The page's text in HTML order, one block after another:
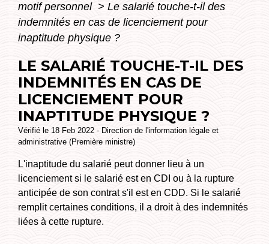
motif personnel > Le salarié touche-t-il des
indemnités en cas de licenciement pour
inaptitude physique ?
LE SALARIÉ TOUCHE-T-IL DES
INDEMNITÉS EN CAS DE
LICENCIEMENT POUR
INAPTITUDE PHYSIQUE ?
Vérifié le 18 Feb 2022 - Direction de l'information légale et
administrative (Première ministre)
L'inaptitude du salarié peut donner lieu à un
licenciement si le salarié est en CDI ou à la rupture
anticipée de son contrat s'il est en CDD. Si le salarié
remplit certaines conditions, il a droit à des indemnités
liées à cette rupture.